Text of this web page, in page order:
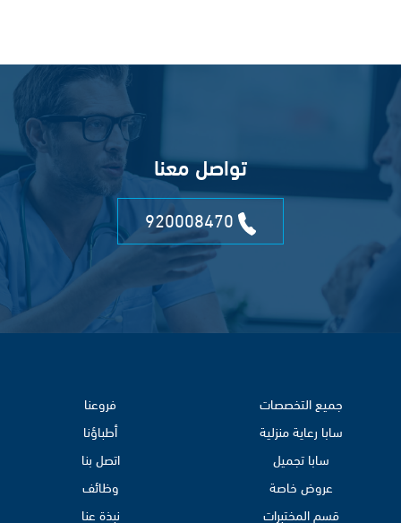
تواصل معنا
جميع التخصصات
سابا رعاية منزلية
سابا تجميل
عروض خاصة
قسم المختبرات
فروعنا
أطباؤنا
اتصل بنا
وظائف
نبذة عنا